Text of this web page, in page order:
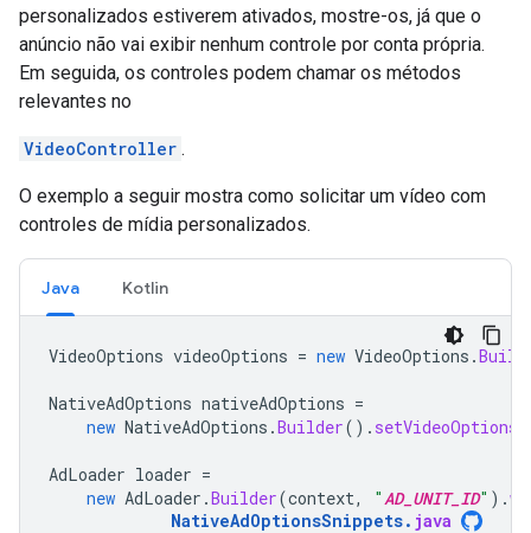
personalizados estiverem ativados, mostre-os, já que o
anúncio não vai exibir nenhum controle por conta própria.
Em seguida, os controles podem chamar os métodos
relevantes no
VideoController .
O exemplo a seguir mostra como solicitar um vídeo com
controles de mídia personalizados.
Java Kotlin
VideoOptions videoOptions = new VideoOptions .
NativeAdOptions nativeAdOptions =
new NativeAdOptions .Builder(). setVideoOptions
AdLoader loader =
new AdLoader .Builder(context, "AD_UNIT_ID" ).
NativeAdOptionsSnippets. java